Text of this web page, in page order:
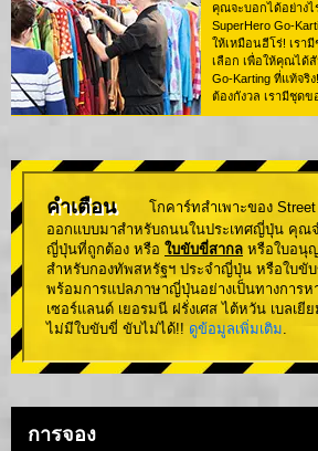
คุณจะบอกได้อย่าง
SuperHero Go-
ให้เหมือนฮีโร่! เรา
เลือก เพื่อให้คุณได้
Go-Karting ที่แท้จริ
ต้องกังวล เรามีชุดข
คำเตือน
โกคาร์ทสำเพาะของ
ออกแบบมาสำหรับถนนในประเทศญี่ปุ่น คุณ
ญี่ปุ่นที่ถูกต้อง หรือ ใบขับขี่สากล หรือใบอนุ
สำหรับกองทัพสหรัฐฯ ประจำญี่ปุ่น หรือใบขั
พร้อมการแปลภาษาญี่ปุ่นอย่างเป็นทางการ
เซอร์แลนด์ เยอรมนี ฝรั่งเศส ไต้หวัน เบลเยี
ไม่มีใบขับขี่ ขับไม่ได้!! ดูข้อมูลเพิ่มเติม.
การจอง